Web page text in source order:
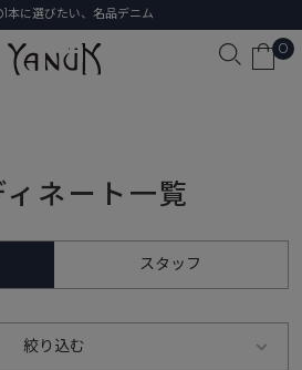
1本に選びたい、名品デニム
0
ィネート一覧
スタッフ
絞り込む